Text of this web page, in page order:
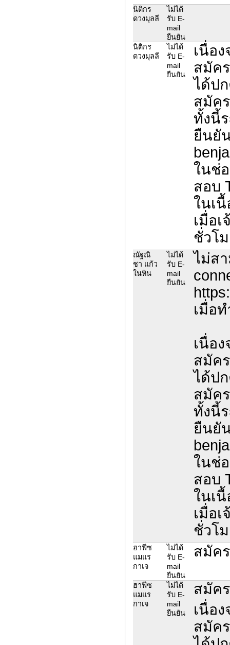
นิติกร
ดวงมุลลี
ไม่ได้
รับ E-
mail
ยืนยัน
นิติกร
ดวงมุลลี
ไม่ได้
รับ E-
mail
ยืนยัน
เนื่อ
สมัค
ได้ป
สมัค
ทั้งนี้
ยืนยั
ในช่
สอบ
ในเ
เมื่อ
ชั่วโ
ณัฐณิ
ชา แก้ว
ในหิน
ไม่ได้
รับ E-
mail
ยืนยัน
ไม่ส
เมื่อ
เนื่อ
สมัค
ได้ป
สมัค
ทั้งนี้
ยืนยั
ในช่
สอบ
ในเ
เมื่อ
ชั่วโ
ฮาฟีซ
แมแร
กาเจ
ไม่ได้
รับ E-
mail
ยืนยัน
สมัค
ฮาฟีซ
แมแร
กาเจ
ไม่ได้
รับ E-
mail
ยืนยัน
สมัค
เนื่อ
สมัค